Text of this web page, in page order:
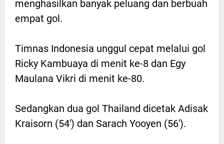
menghasilkan banyak peluang dan berbuah
empat gol.
Timnas Indonesia unggul cepat melalui gol
Ricky Kambuaya di menit ke-8 dan Egy
Maulana Vikri di menit ke-80.
Sedangkan dua gol Thailand dicetak Adisak
Kraisorn (54') dan Sarach Yooyen (56').